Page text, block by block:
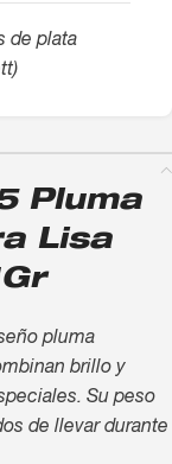
de plata
Pluma
Lisa
pluma
brillo y
Su peso
de llevar durante